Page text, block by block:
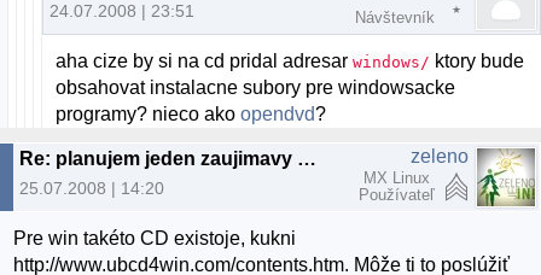
24.07.2008 | 23:51 Návštevník
aha cize by si na cd pridal adresarwindows/ ktory bude
obsahovat instalacne subory pre windowsacke
programy? nieco akoopendvd?
Re: planujem jeden zaujimavy projekt...
25.07.2008 | 14:20
zeleno
MX Linux
Používateľ
Pre win takéto CD existoje, kukni
http://www.ubcd4win.com/contents.htm. Môže ti to poslúžiť